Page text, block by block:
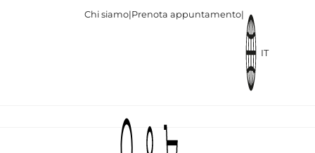
Chi siamo|Prenota appuntamento|
IT